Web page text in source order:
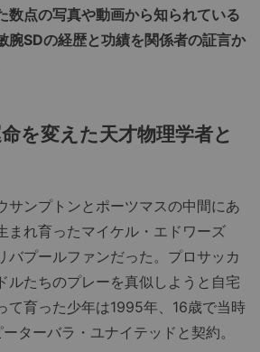
数点の写真や動画から知られている
腕SDの経歴と功績を関係者の証言か
を変えた天才物理学者と
ンプトンとポーツマスの中間にあ
まれ育ったマイケル・エドワーズ
バプールファンだった。プロサッカ
ルたちのプレーを真似しようと自宅
て育った少年は1995年、16歳で当時
ターバラ・ユナイテッドと契約。